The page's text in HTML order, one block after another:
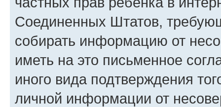
Соединенных Штатов,
собирать информацию от
иметь на это письменное
иного вида подтверждения
личной информации от